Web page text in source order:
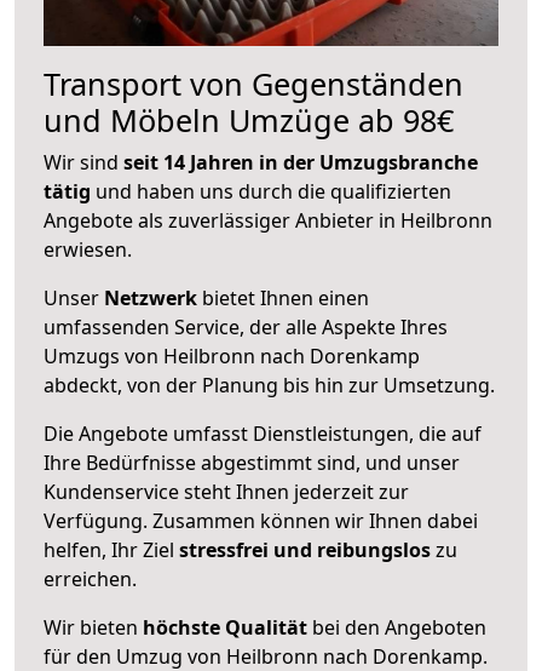
Transport von Gegenständen
und Möbeln Umzüge ab 98€
Wir sind seit 14 Jahren in der Umzugsbranche
tätig und haben uns durch die qualifizierten
Angebote als zuverlässiger Anbieter in Heilbronn
erwiesen.
Unser Netzwerk bietet Ihnen einen
umfassenden Service, der alle Aspekte Ihres
Umzugs von Heilbronn nach Dorenkamp
abdeckt, von der Planung bis hin zur Umsetzung.
Die Angebote umfasst Dienstleistungen, die auf
Ihre Bedürfnisse abgestimmt sind, und unser
Kundenservice steht Ihnen jederzeit zur
Verfügung. Zusammen können wir Ihnen dabei
helfen, Ihr Ziel stressfrei und reibungsloszu
erreichen.
Wir bieten höchste Qualität bei den Angeboten
für den Umzug von Heilbronn nach Dorenkamp.